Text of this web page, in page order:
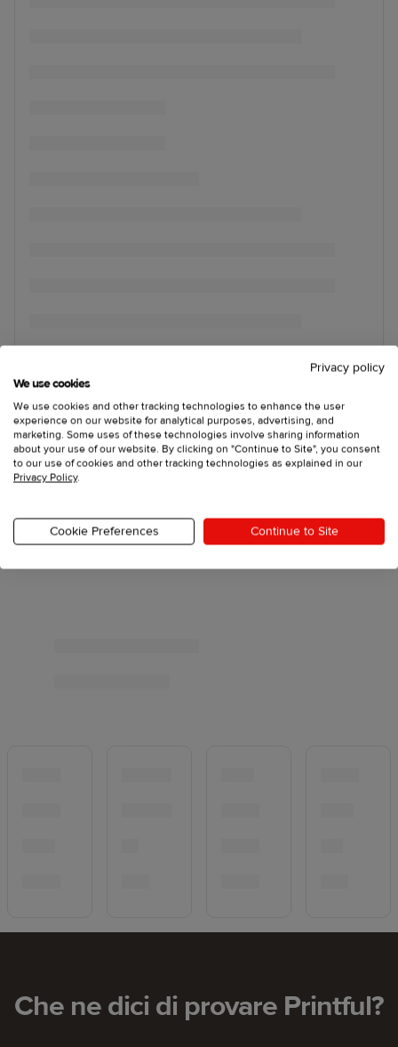
Che ne dici di provare Printful?
Privacy policy
We use cookies
We use cookies and other tracking technologies to enhance the user
experience on our website for analytical purposes, advertising, and
marketing. Some uses of these technologies involve sharing information
about your use of our website. By clicking on "Continue to Site", you consent
to our use of cookies and other tracking technologies as explained in our
Privacy Policy.
Cookie Preferences Continue to Site